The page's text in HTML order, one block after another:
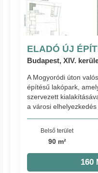
ELADÓ ÚJ
Budapest, XIV.
A Mogyoródi úton
építésű lakópark,
szervezett
a városi elhelyezkedés
Belső terület
90 m²
160